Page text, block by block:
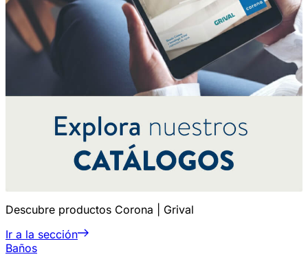
Descubre productos Corona | Grival
Ir a la sección
Baños